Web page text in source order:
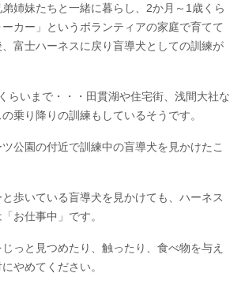
姉妹たちと一緒に暮らし、2か月～1歳くら
カー」というボランティアの家庭で育てて
富士ハーネスに戻り盲導犬としての訓練が
らいまで・・・田貫湖や住宅街、浅間大社な
乗り降りの訓練もしているそうです。
公園の付近で訓練中の盲導犬を見かけたこ
歩いている盲導犬を見かけても、ハーネス
お仕事中」です。
っと見つめたり、触ったり、食べ物を与え
やめてください。